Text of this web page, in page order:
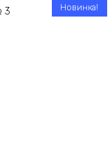
Новинка!